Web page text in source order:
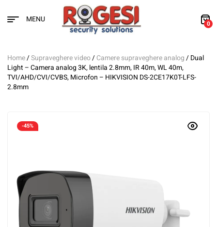
MENU 0
Home/Supraveghere video/Camere supraveghere analog/ Dual
Light – Camera analog 3K, lentila 2.8mm, IR 40m, WL 40m,
TVI/AHD/CVI/CVBS, Microfon – HIKVISION DS-2CE17K0T-LFS-
2.8mm
-45%